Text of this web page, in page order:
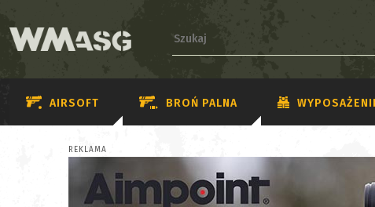
AIRSOFT BROŃ PALNA
REKLAMA